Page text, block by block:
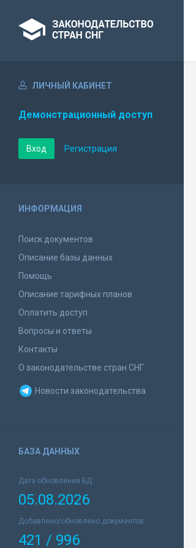
ЛИЧНЫЙ КАБИНЕТ
Демонстрационный доступ
Вход Регистрация
ИНФОРМАЦИЯ
Поиск документов
Описание базы данных
Помощь
Описание тарифных планов
Оплатить доступ
Вопросы и ответы
Контакты
О законодательстве стран СНГ
Новости законодательства
БАЗА ДАННЫХ
Дата обновления БД:
05.08.2026
Добавлено/обновлено документов:
421 / 996